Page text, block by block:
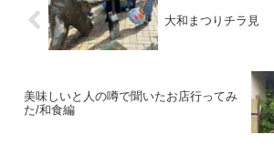
大和まつりチラ見
美味しいと人の噂で聞いたお店行ってみ
た/和食編